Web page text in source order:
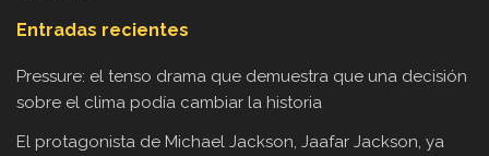
Entradas recientes
Pressure: el tenso drama que demuestra que una decisión
sobre el clima podía cambiar la historia
El protagonista de Michael Jackson, Jaafar Jackson, ya